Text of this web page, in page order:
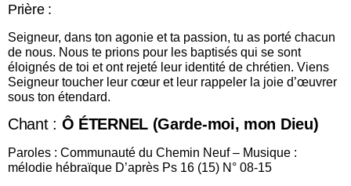
Prière :
Seigneur, dans ton agonie et ta passion, tu as porté chacun
de nous. Nous te prions pour les baptisés qui se sont
éloignés de toi et ont rejeté leur identité de chrétien. Viens
Seigneur toucher leur cœur et leur rappeler la joie d’œuvrer
sous ton étendard.
Chant : Ô ÉTERNEL (Garde-moi, mon Dieu)
Paroles : Communauté du Chemin Neuf – Musique :
mélodie hébraïque D’après Ps 16 (15) N° 08-15